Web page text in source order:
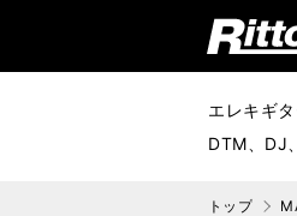
リットーミュージック
エレキギ
DTM、DJ
トップ